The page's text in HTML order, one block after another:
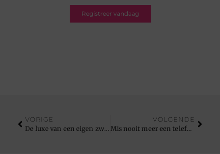
Registreer vandaag
VORIGE
De luxe van een eigen zwembad
VOLGENDE
Mis nooit meer een telefoontje!